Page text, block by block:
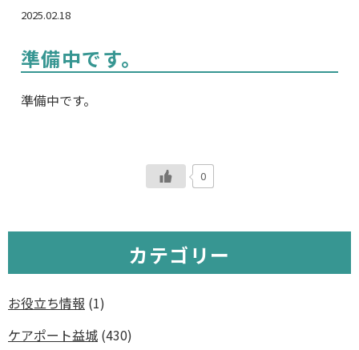
2025.02.18
準備中です。
準備中です。
0
カテゴリー
お役立ち情報 (1)
ケアポート益城 (430)